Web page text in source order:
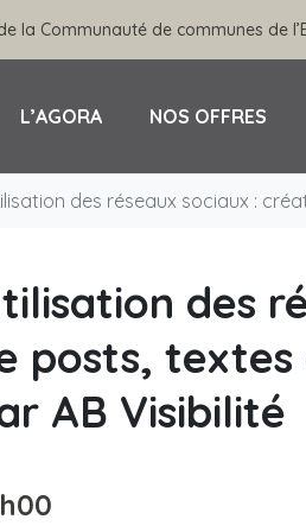
la Communauté de communes de
L’AGORA NOS OFFRES
des réseaux sociaux :
des
posts, textes
AB Visibilité